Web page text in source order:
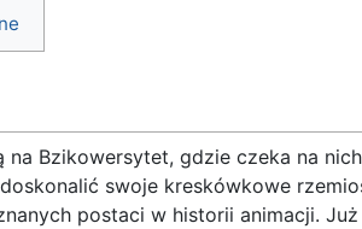
na Bzikowersytet, gdzie czeka na
swoje kreskówkowe
postaci w historii animacji.